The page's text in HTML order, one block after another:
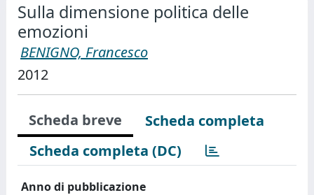
Sulla dimensione politica delle
emozioni
BENIGNO, Francesco
2012
Scheda breve
Scheda completa
Scheda completa (DC)
Anno di pubblicazione